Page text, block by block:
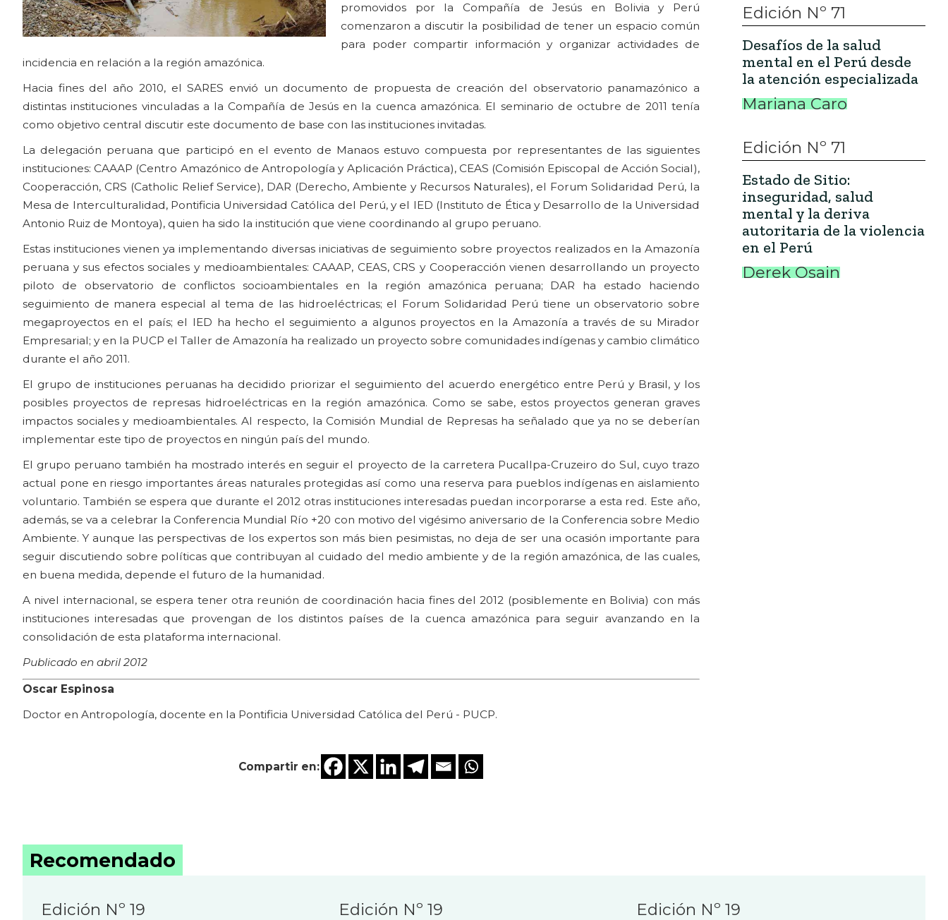
promovidos por la Compañía de Jesús en Bolivia y Perú
comenzaron a discutir la posibilidad de tener un espacio común
para poder compartir información y organizar actividades de
incidencia en relación a la región amazónica.
Hacia fines del año 2010, el SARES envió un documento de propuesta de creación del observatorio panamazónico a
distintas instituciones vinculadas a la Compañía de Jesús en la cuenca amazónica. El seminario de octubre de 2011 tenía
como objetivo central discutir este documento de base con las instituciones invitadas.
La delegación peruana que participó en el evento de Manaos estuvo compuesta por representantes de las siguientes
instituciones: CAAAP (Centro Amazónico de Antropología y Aplicación Práctica), CEAS (Comisión Episcopal de Acción Social),
Cooperacción, CRS (Catholic Relief Service), DAR (Derecho, Ambiente y Recursos Naturales), el Forum Solidaridad Perú, la
Mesa de Interculturalidad, Pontificia Universidad Católica del Perú, y el IED (Instituto de Ética y Desarrollo de la Universidad
Antonio Ruiz de Montoya), quien ha sido la institución que viene coordinando al grupo peruano.
Estas instituciones vienen ya implementando diversas iniciativas de seguimiento sobre proyectos realizados en la Amazonía
peruana y sus efectos sociales y medioambientales: CAAAP, CEAS, CRS y Cooperacción vienen desarrollando un proyecto
piloto de observatorio de conflictos socioambientales en la región amazónica peruana; DAR ha estado haciendo
seguimiento de manera especial al tema de las hidroeléctricas; el Forum Solidaridad Perú tiene un observatorio sobre
megaproyectos en el país; el IED ha hecho el seguimiento a algunos proyectos en la Amazonía a través de su Mirador
Empresarial; y en la PUCP el Taller de Amazonía ha realizado un proyecto sobre comunidades indígenas y cambio climático
durante el año 2011.
El grupo de instituciones peruanas ha decidido priorizar el seguimiento del acuerdo energético entre Perú y Brasil, y los
posibles proyectos de represas hidroeléctricas en la región amazónica. Como se sabe, estos proyectos generan graves
impactos sociales y medioambientales. Al respecto, la Comisión Mundial de Represas ha señalado que ya no se deberían
implementar este tipo de proyectos en ningún país del mundo.
El grupo peruano también ha mostrado interés en seguir el proyecto de la carretera Pucallpa-Cruzeiro do Sul, cuyo trazo
actual pone en riesgo importantes áreas naturales protegidas así como una reserva para pueblos indígenas en aislamiento
voluntario. También se espera que durante el 2012 otras instituciones interesadas puedan incorporarse a esta red. Este año,
además, se va a celebrar la Conferencia Mundial Río +20 con motivo del vigésimo aniversario de la Conferencia sobre Medio
Ambiente. Y aunque las perspectivas de los expertos son más bien pesimistas, no deja de ser una ocasión importante para
seguir discutiendo sobre políticas que contribuyan al cuidado del medio ambiente y de la región amazónica, de las cuales,
en buena medida, depende el futuro de la humanidad.
A nivel internacional, se espera tener otra reunión de coordinación hacia fines del 2012 (posiblemente en Bolivia) con más
instituciones interesadas que provengan de los distintos países de la cuenca amazónica para seguir avanzando en la
consolidación de esta plataforma internacional.
Publicado en abril 2012
Oscar Espinosa
Doctor en Antropología, docente en la Pontificia Universidad Católica del Perú - PUCP.
Compartir en:
Edición Nº 71
Desafíos de la salud
mental en el Perú desde
la atención especializada
Mariana Caro
Edición Nº 71
Estado de Sitio:
inseguridad, salud
mental y la deriva
autoritaria de la violencia
en el Perú
Derek Osain
Recomendado
Edición Nº 19 Edición Nº 19 Edición Nº 19